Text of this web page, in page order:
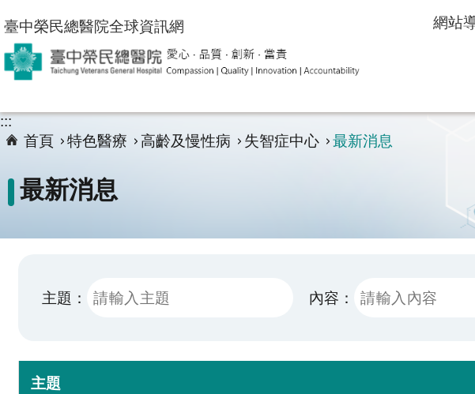
跳到主要內容區塊
臺中榮民總醫院全球資訊網 網站
:::
首頁
特色醫療 高齡及慢性病 失智症中心 最新消息
最新消息
主題： 內容：
主題